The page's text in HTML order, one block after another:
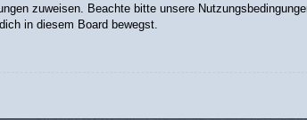
zuweisen. Beachte bitte unsere
in diesem Board bewegst.